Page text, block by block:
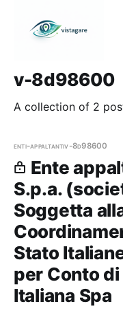
v-8d98600
A collection of 2
enti-appaltantiv-8d98600
Ente
S.p.a.
Soggetta
Stato
per Conto
Italiana Spa